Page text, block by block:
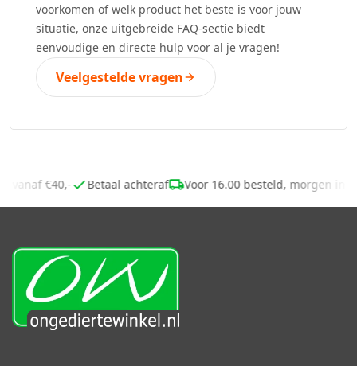
voorkomen of welk product het beste is voor jouw
situatie, onze uitgebreide FAQ-sectie biedt
eenvoudige en directe hulp voor al je vragen!
Veelgestelde vragen
vanaf €40,- Betaal achteraf Voor 16.00 besteld, morgen in